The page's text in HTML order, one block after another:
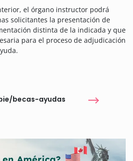
el órgano instructor podrá
solicitantes la presentación de
distinta de la indicada y que
para el proceso de adjudicación
becas-ayudas